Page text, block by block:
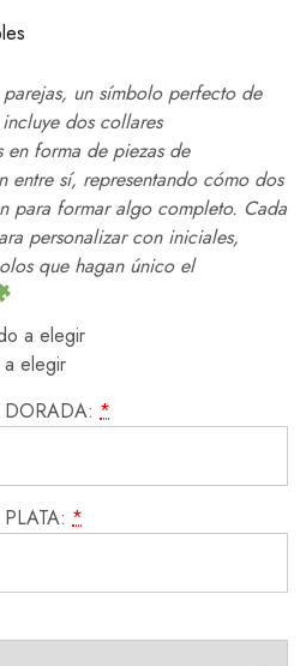
un símbolo perfecto de
dos collares
en forma de piezas de
entre sí, representando cómo dos
para formar algo completo. Cada
personalizar con iniciales,
que hagan único el
a elegir
elegir
DORADA: *
*